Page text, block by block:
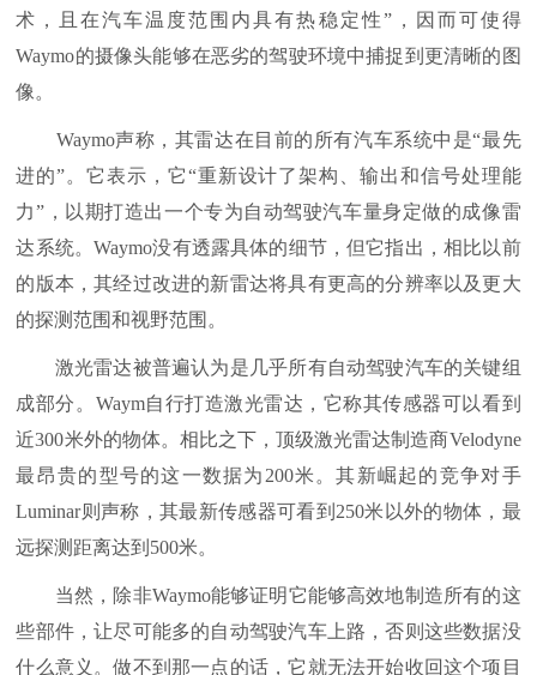
术，且在汽车温度范围内具有热稳定性”，因而可使得
Waymo的摄像头能够在恶劣的驾驶环境中捕捉到更清晰的图
像。
Waymo声称，其雷达在目前的所有汽车系统中是“最先
进的”。它表示，它“重新设计了架构、输出和信号处理能
力”，以期打造出一个专为自动驾驶汽车量身定做的成像雷
达系统。Waymo没有透露具体的细节，但它指出，相比以前
的版本，其经过改进的新雷达将具有更高的分辨率以及更大
的探测范围和视野范围。
激光雷达被普遍认为是几乎所有自动驾驶汽车的关键组
成部分。Waym自行打造激光雷达，它称其传感器可以看到
近300米外的物体。相比之下，顶级激光雷达制造商Velodyne
最昂贵的型号的这一数据为200米。其新崛起的竞争对手
Luminar则声称，其最新传感器可看到250米以外的物体，最
远探测距离达到500米。
当然，除非Waymo能够证明它能够高效地制造所有的这
些部件，让尽可能多的自动驾驶汽车上路，否则这些数据没
什么意义。做不到那一点的话，它就无法开始收回这个项目